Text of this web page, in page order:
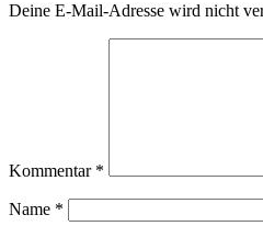
Deine E-Mail-Adresse wird nicht
Kommentar *
Name *